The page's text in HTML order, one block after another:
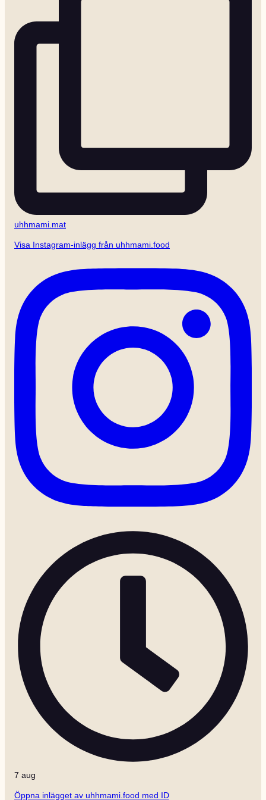
uhhmami.mat
Visa Instagram-inlägg från uhhmami.food
7 aug
Öppna inlägget av uhhmami.food med ID